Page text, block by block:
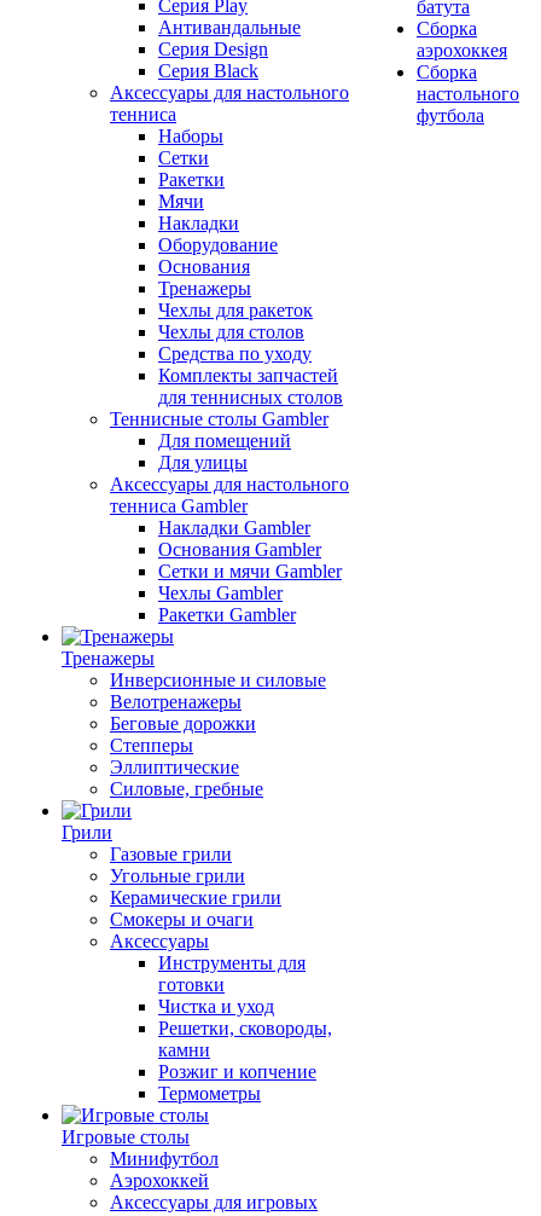
Серия Play
Антивандальные
Серия Design
Серия Black
Аксессуары для настольного
тенниса
Наборы
Сетки
Ракетки
Мячи
Накладки
Оборудование
Основания
Тренажеры
Чехлы для ракеток
Чехлы для столов
Средства по уходу
Комплекты запчастей
для теннисных столов
Теннисные столы Gambler
Для помещений
Для улицы
Аксессуары для настольного
тенниса Gambler
Накладки Gambler
Основания Gambler
Сетки и мячи Gambler
Чехлы Gambler
Ракетки Gambler
Тренажеры
Инверсионные и силовые
Велотренажеры
Беговые дорожки
Степперы
Эллиптические
Силовые, гребные
Грили
Газовые грили
Угольные грили
Керамические грили
Смокеры и очаги
Аксессуары
Инструменты для
готовки
Чистка и уход
Решетки, сковороды,
камни
Розжиг и копчение
Термометры
Игровые столы
Минифутбол
Аэрохоккей
Аксессуары для игровых
батута
Сборка
аэрохоккея
Сборка
настольного
футбола